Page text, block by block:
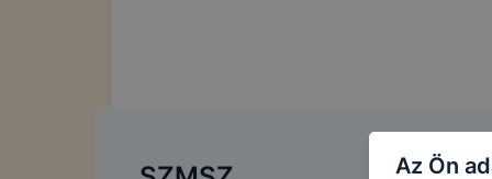
Az Ön
Ezen